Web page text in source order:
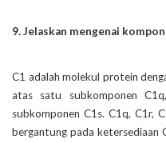
9. Jelaskan mengenai
C1 adalah molekul protein
atas satu subkomponen
subkomponen C1s. C1q, C1r,
bergantung pada ketersediaan